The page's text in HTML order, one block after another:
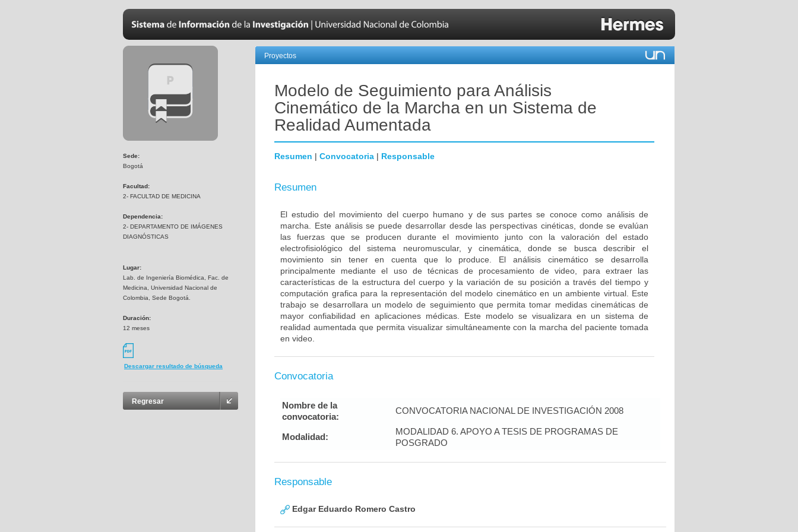
Sede:
Bogotá
Facultad:
2- FACULTAD DE MEDICINA
Dependencia:
2- DEPARTAMENTO DE IMÁGENES
DIAGNÓSTICAS
Lugar:
Lab. de Ingeniería Biomédica, Fac. de
Medicina, Universidad Nacional de
Colombia, Sede Bogotá.
Duración:
12 meses
Descargar resultado de búsqueda
Regresar
Proyectos
Modelo de Seguimiento para Análisis
Cinemático de la Marcha en un Sistema de
Realidad Aumentada
Resumen | Convocatoria | Responsable
Resumen
El estudio del movimiento del cuerpo humano y de sus partes se conoce como análisis de
marcha. Este análisis se puede desarrollar desde las perspectivas cinéticas, donde se evalúan
las fuerzas que se producen durante el movimiento junto con la valoración del estado
electrofisiológico del sistema neuromuscular, y cinemática, donde se busca describir el
movimiento sin tener en cuenta que lo produce. El análisis cinemático se desarrolla
principalmente mediante el uso de técnicas de procesamiento de video, para extraer las
características de la estructura del cuerpo y la variación de su posición a través del tiempo y
computación grafica para la representación del modelo cinemático en un ambiente virtual. Este
trabajo se desarrollara un modelo de seguimiento que permita tomar medidas cinemáticas de
mayor confiabilidad en aplicaciones médicas. Este modelo se visualizara en un sistema de
realidad aumentada que permita visualizar simultáneamente con la marcha del paciente tomada
en video.
Convocatoria
Nombre de la
convocatoria:
CONVOCATORIA NACIONAL DE INVESTIGACIÓN 2008
Modalidad:
MODALIDAD 6. APOYO A TESIS DE PROGRAMAS DE
POSGRADO
Responsable
Edgar Eduardo Romero Castro